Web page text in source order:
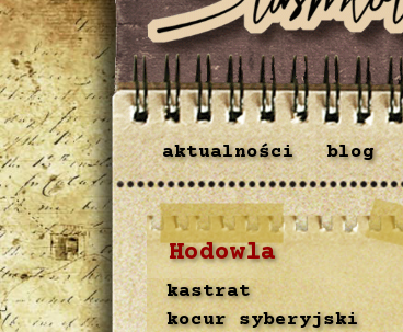
aktualności blog
Hodowla
kastrat
kocur syberyjski